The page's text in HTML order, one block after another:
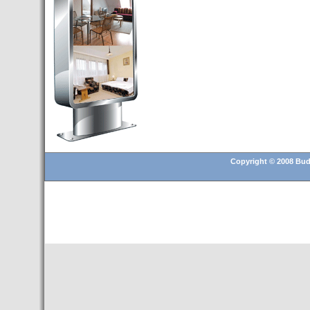
Budapest’.
- Hoteles en BUDAPEST:
Resultados octubre de 2016,
subida del 15% ocupación y
del 25,6% en el RevPar
- Nuevo Hotel en Budapest
bajo la marca Exe Hotusa
- Transfer Aeropuerto de
BUDAPEST
Copyright © 2008